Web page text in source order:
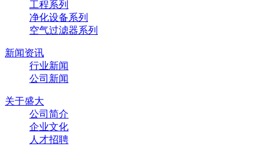
工程系列
净化设备系列
空气过滤器系列
新闻资讯
行业新闻
公司新闻
关于盛大
公司简介
企业文化
人才招聘